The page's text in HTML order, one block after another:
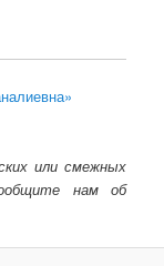
или смежных
нам об